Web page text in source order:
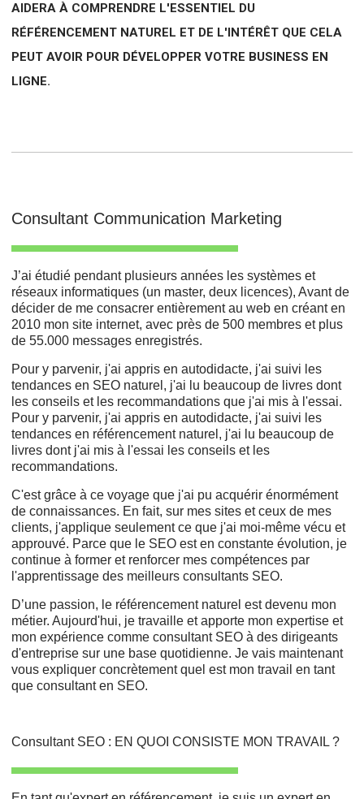
AIDERA À COMPRENDRE L'ESSENTIEL DU
RÉFÉRENCEMENT NATUREL ET DE L'INTÉRÊT QUE CELA
PEUT AVOIR POUR DÉVELOPPER VOTRE BUSINESS EN
LIGNE.
Consultant Communication Marketing
J’ai étudié pendant plusieurs années les systèmes et
réseaux informatiques (un master, deux licences), Avant de
décider de me consacrer entièrement au web en créant en
2010 mon site internet, avec près de 500 membres et plus
de 55.000 messages enregistrés.
Pour y parvenir, j'ai appris en autodidacte, j'ai suivi les
tendances en SEO naturel, j'ai lu beaucoup de livres dont
les conseils et les recommandations que j'ai mis à l'essai.
Pour y parvenir, j'ai appris en autodidacte, j'ai suivi les
tendances en référencement naturel, j'ai lu beaucoup de
livres dont j'ai mis à l'essai les conseils et les
recommandations.
C'est grâce à ce voyage que j'ai pu acquérir énormément
de connaissances. En fait, sur mes sites et ceux de mes
clients, j'applique seulement ce que j'ai moi-même vécu et
approuvé. Parce que le SEO est en constante évolution, je
continue à former et renforcer mes compétences par
l'apprentissage des meilleurs consultants SEO.
D’une passion, le référencement naturel est devenu mon
métier. Aujourd'hui, je travaille et apporte mon expertise et
mon expérience comme consultant SEO à des dirigeants
d'entreprise sur une base quotidienne. Je vais maintenant
vous expliquer concrètement quel est mon travail en tant
que consultant en SEO.
Consultant SEO : EN QUOI CONSISTE MON TRAVAIL ?